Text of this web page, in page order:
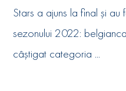
Stars a ajuns la final și
sezonului 2022:
câștigat categoria ...